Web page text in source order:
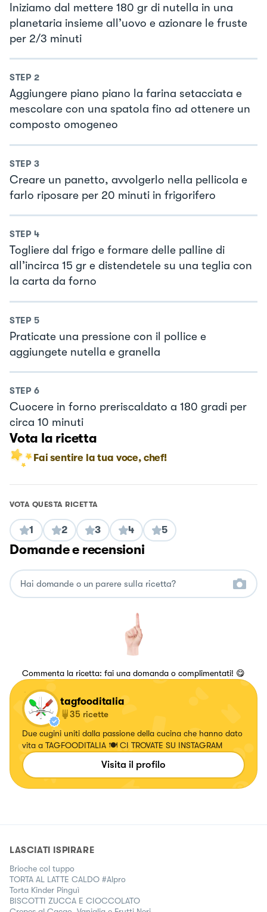
Iniziamo dal mettere 180 gr di nutella in una
planetaria insieme all’uovo e azionare le fruste
per 2/3 minuti
STEP 2
Aggiungere piano piano la farina setacciata e
mescolare con una spatola fino ad ottenere un
composto omogeneo
STEP 3
Creare un panetto, avvolgerlo nella pellicola e
farlo riposare per 20 minuti in frigorifero
STEP 4
Togliere dal frigo e formare delle palline di
all’incirca 15 gr e distendetele su una teglia con
la carta da forno
STEP 5
Praticate una pressione con il pollice e
aggiungete nutella e granella
STEP 6
Cuocere in forno preriscaldato a 180 gradi per
circa 10 minuti
Vota la ricetta
Fai sentire la tua voce, chef!
VOTA QUESTA RICETTA
1 2 3 4 5
Domande e recensioni
Commenta la ricetta: fai una domanda o complimentati! 😋
tagfooditalia
35 ricette
Due cugini uniti dalla passione della cucina che hanno dato
vita a TAGFOODITALIA 🍽 CI TROVATE SU INSTAGRAM
Visita il profilo
LASCIATI ISPIRARE
Brioche col tuppo
TORTA AL LATTE CALDO #Alpro
Torta Kinder Pinguì
BISCOTTI ZUCCA E CIOCCOLATO